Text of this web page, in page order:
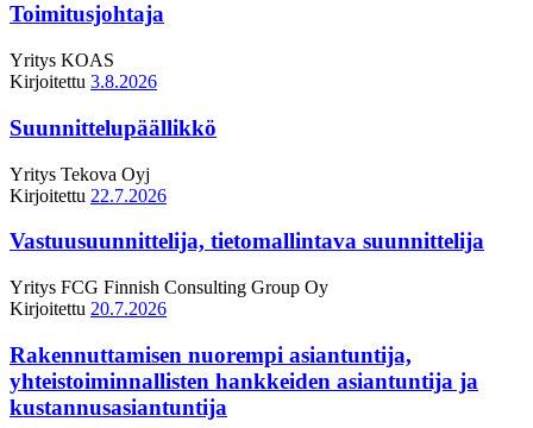
Toimitusjohtaja
Yritys KOAS
Kirjoitettu 3.8.2026
Suunnittelupäällikkö
Yritys Tekova Oyj
Kirjoitettu 22.7.2026
Vastuusuunnittelija, tietomallintava suunnittelija
Yritys FCG Finnish Consulting Group Oy
Kirjoitettu 20.7.2026
Rakennuttamisen nuorempi asiantuntija,
yhteistoiminnallisten hankkeiden asiantuntija ja
kustannusasiantuntija